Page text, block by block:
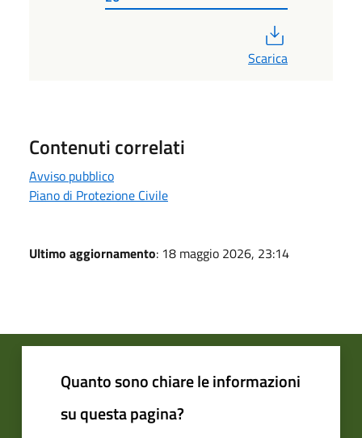
Scarica
Contenuti correlati
Avviso pubblico
Piano di Protezione Civile
Ultimo aggiornamento: 18 maggio 2026, 23:14
Quanto sono chiare le informazioni
su questa pagina?